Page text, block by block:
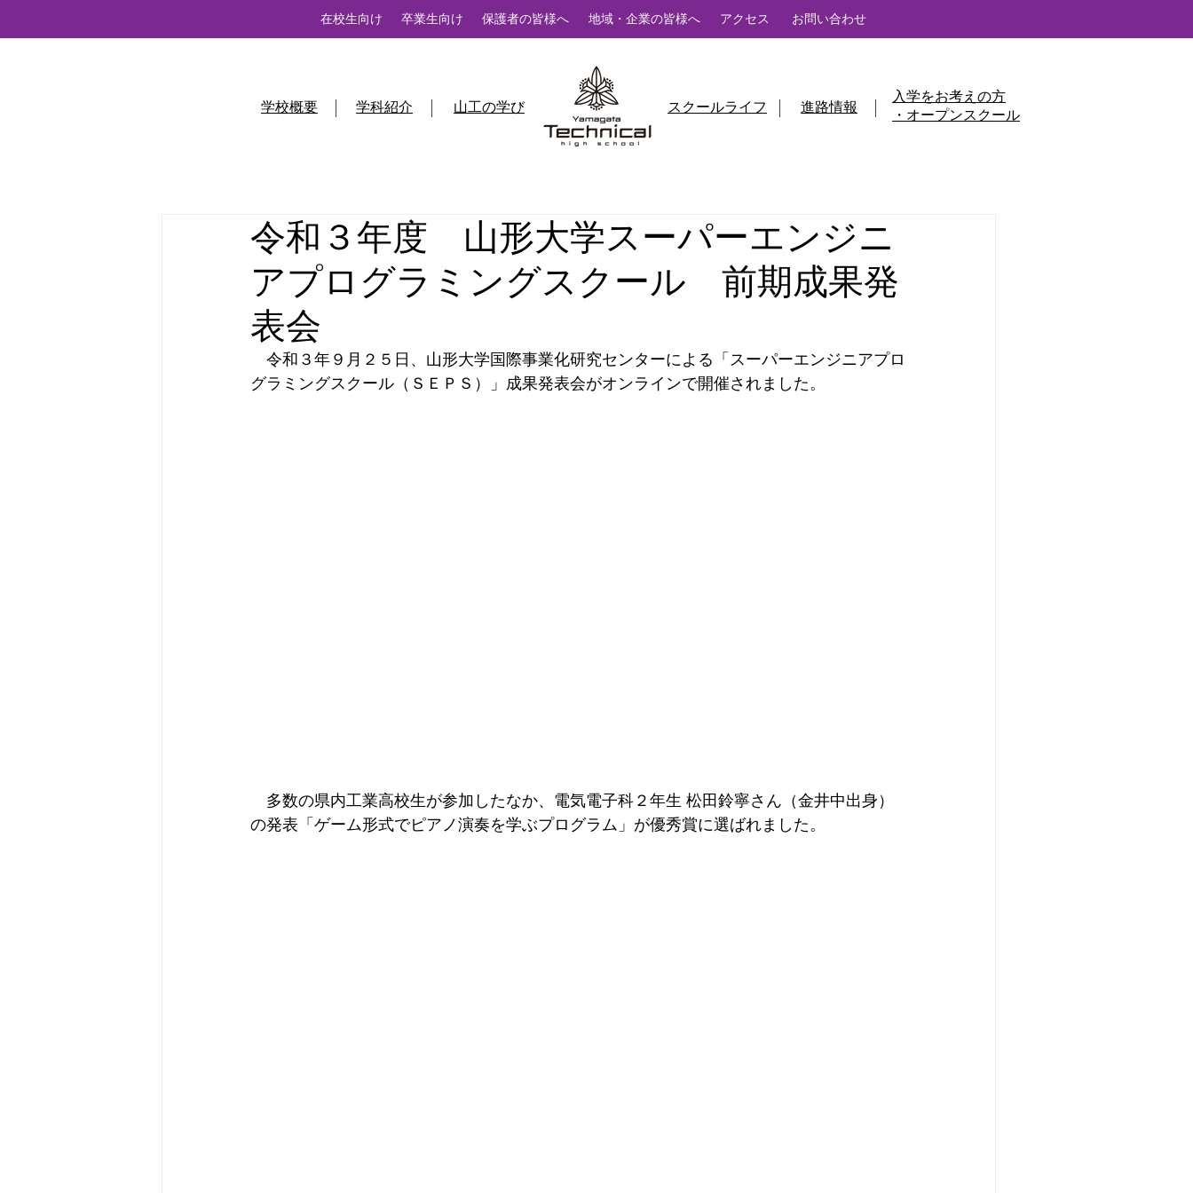
在校生向け 卒業生向け 保護者の皆様へ 地域・企業の皆様へ アクセス お問い合わせ
学校概要 学科紹介 山工の学び スクールライフ 進路情報
入学をお考えの方
・オープンスクール
令和３年度 山形大学スーパーエンジニ
アプログラミングスクール 前期成果発
表会
令和３年９月２５日、山形大学国際事業化研究センターによる「スーパーエンジニアプロ
グラミングスクール（ＳＥＰＳ）」成果発表会がオンラインで開催されました。
多数の県内工業高校生が参加したなか、電気電子科２年生 松田鈴寧さん（金井中出身）
の発表「ゲーム形式でピアノ演奏を学ぶプログラム」が優秀賞に選ばれました。